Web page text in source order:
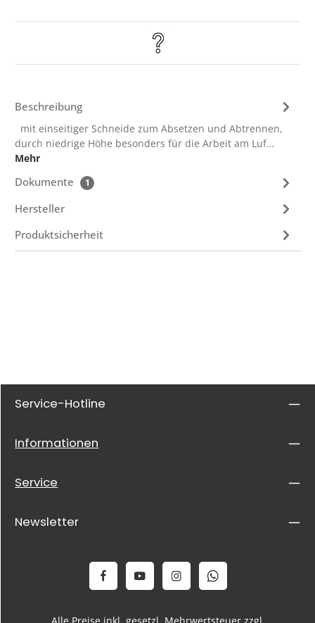
Beschreibung
mit einseitiger Schneide zum Absetzen und Abtrennen,
durch niedrige Höhe besonders für die Arbeit am Luf…
Mehr
Dokumente 1
Hersteller
Produktsicherheit
Service-Hotline
Informationen
Service
Newsletter